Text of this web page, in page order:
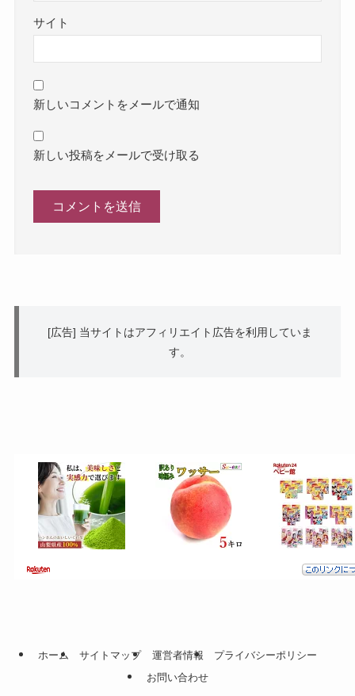
サイト
新しいコメントをメールで通知
新しい投稿をメールで受け取る
[広告] 当サイトはアフィリエイト広告を利用していま
す。
ホーム サイトマップ 運営者情報
プライバシーポリシー
お問い合わせ